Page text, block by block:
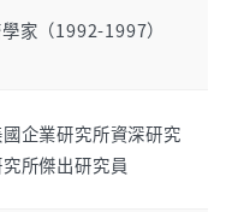
家（1992-1997）
企業研究所資深研究
所傑出研究員